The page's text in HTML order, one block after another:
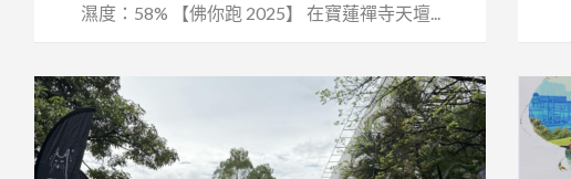
濕度：58% 【佛你跑 2025】 在寶蓮禪寺天壇...